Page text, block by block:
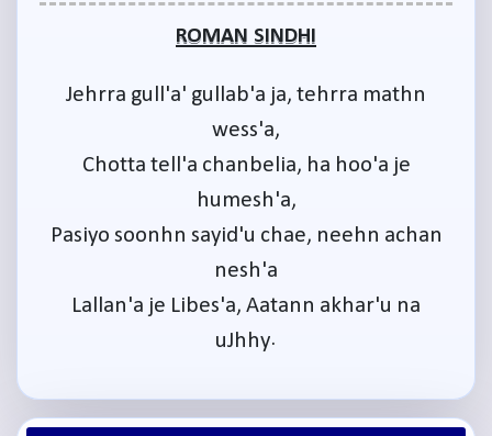
ROMAN SINDHI
Jehrra gull'a' gullab'a ja, tehrra mathn
wess'a,
Chotta tell'a chanbelia, ha hoo'a je
humesh'a,
Pasiyo soonhn sayid'u chae, neehn achan
nesh'a
Lallan'a je Libes'a, Aatann akhar'u na
uJhhy.